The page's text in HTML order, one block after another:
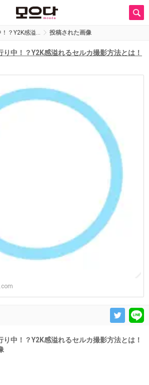
？Y2K感溢… 投稿された画像
中！？Y2K感溢れるセルカ撮影方法とは！
中！？Y2K感溢れるセルカ撮影方法とは！